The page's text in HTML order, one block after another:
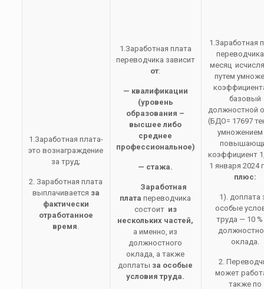
1.Заработная плата-
это вознаграждение
за труд;
2. Заработная плата
выплачивается за
фактически
отработанное
время.
1.Заработная плата
переводчика зависит
от:
— квалификации
(уровень
образования –
высшее либо
среднее
профессиональное)
— стажа.
Заработная
плата переводчика
состоит из
нескольких частей,
а именно, из
должностного
оклада, а также
доплаты за особые
условия труда.
1.Заработная
месяц
путем
базовый
должностной
(БДО= 17697
умножением
коэффициент
1 января 2024
плюс:
1). доплата
особые
труда — 10
оклада.
2.
может
также по